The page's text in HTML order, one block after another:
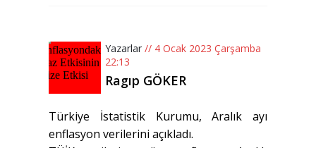
Yazarlar // 4 Ocak 2023 Çarşamba
22:13
Ragıp GÖKER
Türkiye İstatistik Kurumu, Aralık ayı
enflasyon verilerini açıkladı.